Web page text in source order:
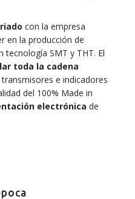
con la empresa
en la producción de
tecnología SMT y THT. El
toda la cadena
e indicadores
del 100% Made in
electrónica de